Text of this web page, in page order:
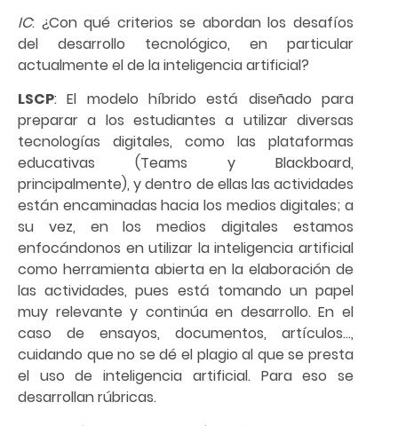
IC: ¿Con qué criterios se abordan los desafíos
del desarrollo tecnológico, en particular
actualmente el de la inteligencia artificial?
LSCP: El modelo híbrido está diseñado para
preparar a los estudiantes a utilizar diversas
tecnologías digitales, como las plataformas
educativas (Teams y Blackboard,
principalmente), y dentro de ellas las actividades
están encaminadas hacia los medios digitales; a
su vez, en los medios digitales estamos
enfocándonos en utilizar la inteligencia artificial
como herramienta abierta en la elaboración de
las actividades, pues está tomando un papel
muy relevante y continúa en desarrollo. En el
caso de ensayos, documentos, artículos…,
cuidando que no se dé el plagio al que se presta
el uso de inteligencia artificial. Para eso se
desarrollan rúbricas.